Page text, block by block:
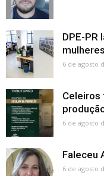
DPE-PR
6 de agosto
Celeiros
6 de agosto
Faleceu
6 de agosto